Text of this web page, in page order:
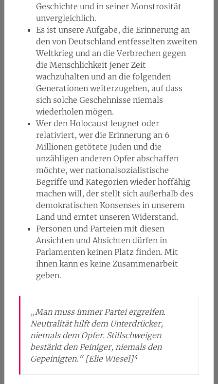
Geschichte und in seiner Monstrosität
unvergleichlich.
Es ist unsere Aufgabe, die Erinnerung an
den von Deutschland entfesselten zweiten
Weltkrieg und an die Verbrechen gegen
die Menschlichkeit jener Zeit
wachzuhalten und an die folgenden
Generationen weiterzugeben, auf dass
sich solche Geschehnisse niemals
wiederholen mögen.
Wer den Holocaust leugnet oder
relativiert, wer die Erinnerung an 6
Millionen getötete Juden und die
unzähligen anderen Opfer abschaffen
möchte, wer nationalsozialistische
Begriffe und Kategorien wieder hoffähig
machen will, der stellt sich außerhalb des
demokratischen Konsenses in unserem
Land und erntet unseren Widerstand.
Personen und Parteien mit diesen
Ansichten und Absichten dürfen in
Parlamenten keinen Platz finden. Mit
ihnen kann es keine Zusammenarbeit
geben.
„Man muss immer Partei ergreifen.
Neutralität hilft dem Unterdrücker,
niemals dem Opfer. Stillschweigen
bestärkt den Peiniger, niemals den
Gepeinigten.“ [Elie Wiesel]⁴